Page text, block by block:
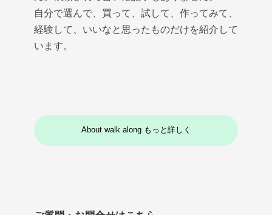
自分で選んで、買って、試して、作ってみて、
経験して、いいなと思ったものだけを紹介して
います。
About walk along もっと詳しく